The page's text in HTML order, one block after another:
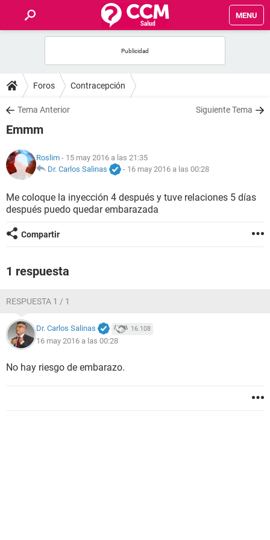
MENU
FOROS
SALUD
NUTRICIÓN
BIENESTAR
SEXUALIDAD
Foros Contracepción
Tema Anterior Siguiente Tema
Emmm
Roslim - 15 may 2016 a las 21:35
Dr. Carlos Salinas
- 16 may 2016 a las 00:28
Me coloque la inyección 4 después y tuve relaciones 5 días
después puedo quedar embarazada
Compartir
1 respuesta
RESPUESTA 1 / 1
Dr. Carlos Salinas 16.108
16 may 2016 a las 00:28
No hay riesgo de embarazo.